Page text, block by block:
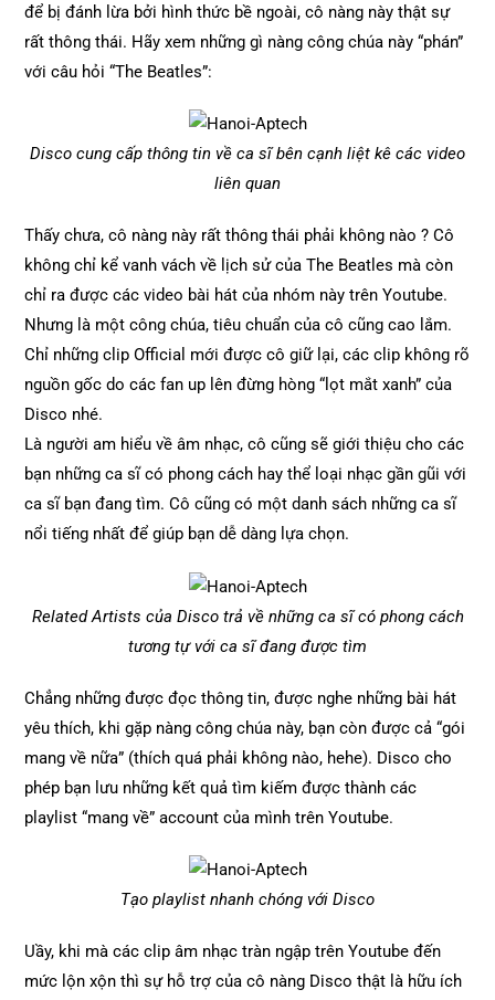
để bị đánh lừa bởi hình thức bề ngoài, cô nàng này thật sự
rất thông thái. Hãy xem những gì nàng công chúa này “phán”
với câu hỏi “The Beatles”:
Disco cung cấp thông tin về ca sĩ bên cạnh liệt kê các video
liên quan
Thấy chưa, cô nàng này rất thông thái phải không nào ? Cô
không chỉ kể vanh vách về lịch sử của The Beatles mà còn
chỉ ra được các video bài hát của nhóm này trên Youtube.
Nhưng là một công chúa, tiêu chuẩn của cô cũng cao lắm.
Chỉ những clip Official mới được cô giữ lại, các clip không rõ
nguồn gốc do các fan up lên đừng hòng “lọt mắt xanh” của
Disco nhé.
Là người am hiểu về âm nhạc, cô cũng sẽ giới thiệu cho các
bạn những ca sĩ có phong cách hay thể loại nhạc gần gũi với
ca sĩ bạn đang tìm. Cô cũng có một danh sách những ca sĩ
nổi tiếng nhất để giúp bạn dễ dàng lựa chọn.
Related Artists của Disco trả về những ca sĩ có phong cách
tương tự với ca sĩ đang được tìm
Chẳng những được đọc thông tin, được nghe những bài hát
yêu thích, khi gặp nàng công chúa này, bạn còn được cả “gói
mang về nữa” (thích quá phải không nào, hehe). Disco cho
phép bạn lưu những kết quả tìm kiếm được thành các
playlist “mang về” account của mình trên Youtube.
Tạo playlist nhanh chóng với Disco
Uầy, khi mà các clip âm nhạc tràn ngập trên Youtube đến
mức lộn xộn thì sự hỗ trợ của cô nàng Disco thật là hữu ích